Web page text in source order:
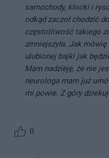
samochody, klocki i
odkąd zaczoł chodzić
częstotliwość takiego
zmniejszyła. Jak mówię
ulubionej bajki jak
Mam nadzieję, że nie
neurologa mam już
mi powie. Z góry
0